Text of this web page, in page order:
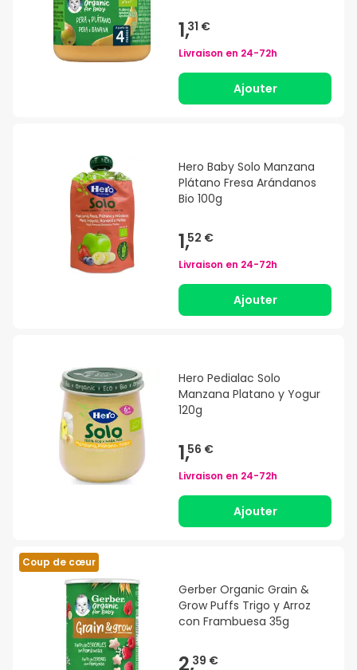
1,31 €
Livraison en 24-72h
Ajouter
Hero Baby Solo Manzana
Plátano Fresa Arándanos
Bio 100g
1,52 €
Livraison en 24-72h
Ajouter
Hero Pedialac Solo
Manzana Platano y Yogur
120g
1,56 €
Livraison en 24-72h
Ajouter
Coup de cœur
Gerber Organic Grain &
Grow Puffs Trigo y Arroz
con Frambuesa 35g
2,39 €